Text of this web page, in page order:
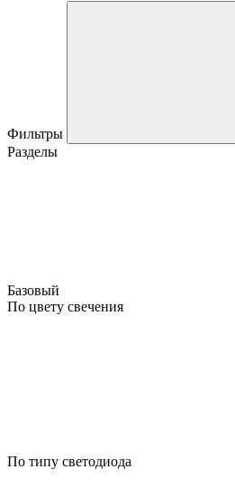
Фильтры
Разделы
Базовый
По цвету свечения
По типу светодиода